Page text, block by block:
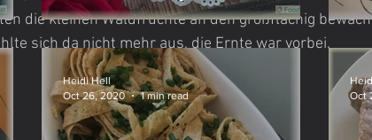
die kleinen Waldfrüchte an den großflächig
sich da nicht mehr aus, die Ernte war vorbei.
Heidi Hell
Oct 26, 2020
1 min read
Oct